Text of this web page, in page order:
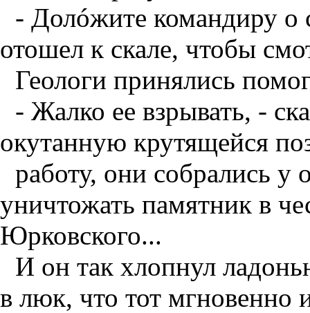
- Долóжите командиру о
отошел к скале, чтобы
Геологи принялись
- Жалко ее взрывать, -
окутанную крутящейся
работу, они собрались у
уничтожать памятник в
Юрковского...
И он так хлопнул
в люк, что тот мгновенно